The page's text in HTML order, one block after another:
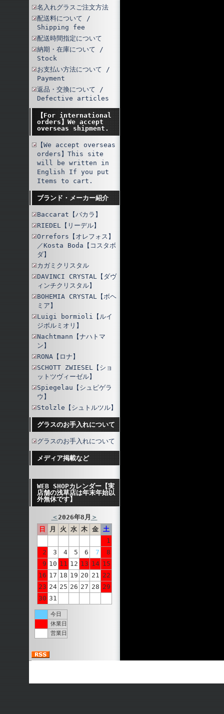
名入れグラスご注文方法
配送料について /
Shipping fee
配送時間指定について
納期・在庫について /
Stock
お支払い方法について /
Payment
返品・交換について /
Defective articles
【For international
orders】We accept
overseas shipment.
【We accept overseas
orders】This site
will be written in
English If you put
Items to cart.
ブランド・メーカー紹介
Baccarat【バカラ】
RIEDEL【リーデル】
Orrefors【オレフォス】
／Kosta Boda【コスタボ
ダ】
カガミクリスタル
DAVINCI CRYSTAL【ダヴ
ィンチクリスタル】
BOHEMIA CRYSTAL【ボヘ
ミア】
Luigi bormioli【ルイ
ジボルミオリ】
Nachtmann【ナハトマ
ン】
RONA【ロナ】
SCHOTT ZWIESEL【ショ
ットツヴィーゼル】
Spiegelau【シュピゲラ
ウ】
Stolzle【シュトルツル】
グラスのお手入れについて
グラスのお手入れについて
メディア掲載など
WEB SHOPカレンダー【実
店舗の浅草店は年末年始以
外無休です】
＜2026年8月 ＞
日
月 火 水 木 金
土
1
2
3 4 5 6 7
8
9 10 11 12 13 14 15
16 17 18 19 20 21 22
23 24 25 26 27 28 29
30 31
今日
休業日
営業日